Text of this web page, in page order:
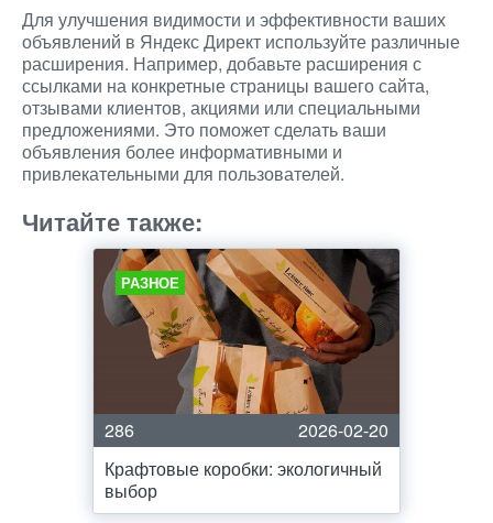
Для улучшения видимости и эффективности ваших
объявлений в Яндекс Директ используйте различные
расширения. Например, добавьте расширения с
ссылками на конкретные страницы вашего сайта,
отзывами клиентов, акциями или специальными
предложениями. Это поможет сделать ваши
объявления более информативными и
привлекательными для пользователей.
Читайте также:
РАЗНОЕ
286
2026-02-20
Крафтовые коробки: экологичный
выбор